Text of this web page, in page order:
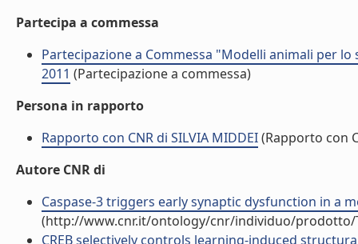
Partecipa a commessa
Partecipazione a Commessa "Modelli animali per lo
2011 (Partecipazione a commessa)
Persona in rapporto
Rapporto con CNR di SILVIA MIDDEI(Rapporto con
Autore CNR di
Caspase-3 triggers early synaptic dysfunction in a
(http://www.cnr.it/ontology/cnr/individuo/prodotto/
CREB selectively controls learning-induced